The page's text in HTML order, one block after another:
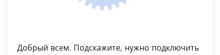
Добрый всем. Подскажите, нужно подключить